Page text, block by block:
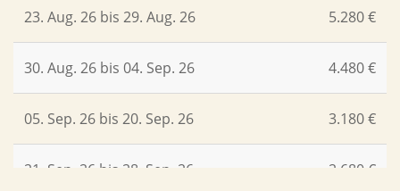
23. Aug. 26 bis 29. Aug. 26 5.280 €
30. Aug. 26 bis 04. Sep. 26 4.480 €
05. Sep. 26 bis 20. Sep. 26 3.180 €
21. Sep. 26 bis 28. Sep. 26 2.680 €